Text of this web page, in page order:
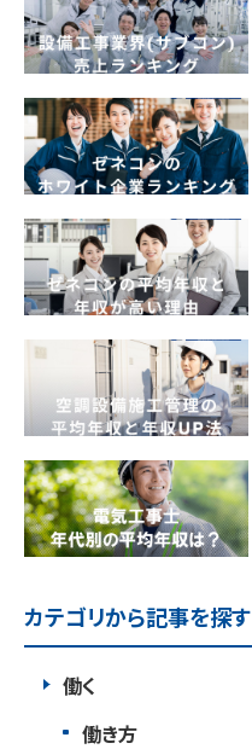
カテゴリから記事を探す
働く
働き方